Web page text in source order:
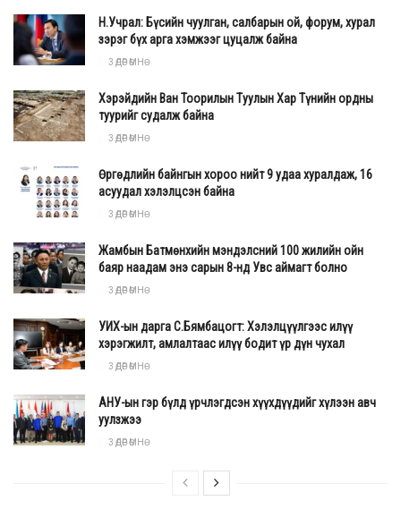
Н.Учрал: Бүсийн чуулган, салбарын ой, форум, хурал
зэрэг бүх арга хэмжээг цуцалж байна
3 ӨДӨР ӨМНӨ
Хэрэйдийн Ван Тоорилын Туулын Хар Түнийн ордны
туурийг судалж байна
3 ӨДӨР ӨМНӨ
Өргөдлийн байнгын хороо нийт 9 удаа хуралдаж, 16
асуудал хэлэлцсэн байна
3 ӨДӨР ӨМНӨ
Жамбын Батмөнхийн мэндэлсний 100 жилийн ойн
баяр наадам энэ сарын 8-нд Увс аймагт болно
3 ӨДӨР ӨМНӨ
УИХ-ын дарга С.Бямбацогт: Хэлэлцүүлгээс илүү
хэрэгжилт, амлалтаас илүү бодит үр дүн чухал
3 ӨДӨР ӨМНӨ
АНУ-ын гэр бүлд үрчлэгдсэн хүүхдүүдийг хүлээн авч
уулзжээ
3 ӨДӨР ӨМНӨ